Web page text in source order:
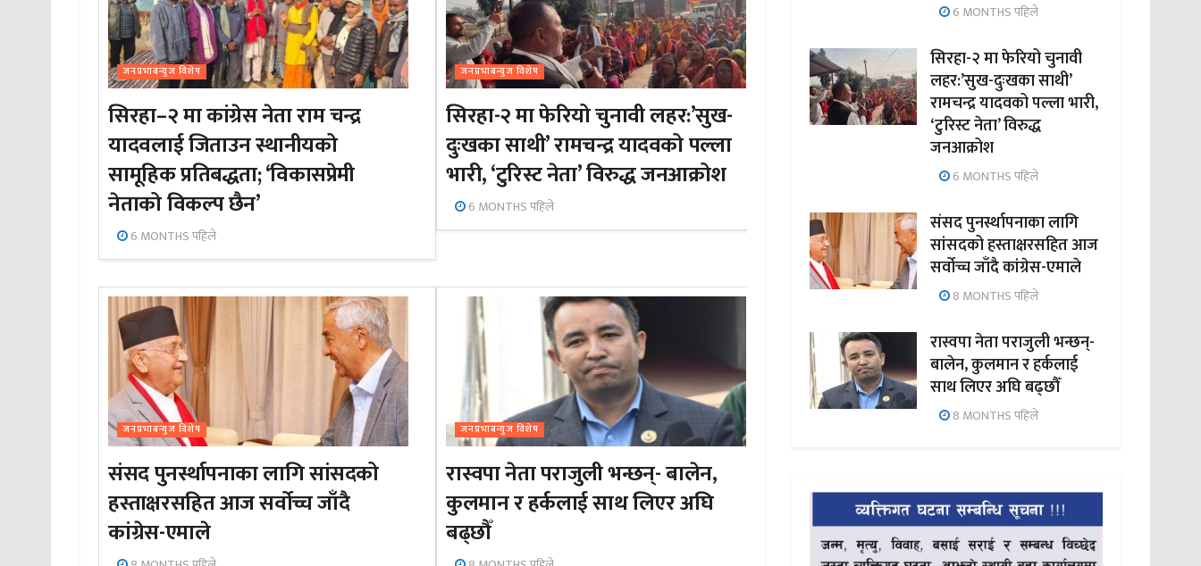
जनप्रभाबन्युज विशेष
सिरहा–२ मा कांग्रेस नेता राम चन्द्र
यादवलाई जिताउन स्थानीयको
सामूहिक प्रतिबद्धता; ‘विकासप्रेमी
नेताको विकल्प छैन’
6 MONTHS पहिले
जनप्रभाबन्युज विशेष
सिरहा-२ मा फेरियो चुनावी लहर:’सुख-
दुःखका साथी’ रामचन्द्र यादवको पल्ला
भारी, ‘टुरिस्ट नेता’ विरुद्ध जनआक्रोश
6 MONTHS पहिले
जनप्रभाबन्युज विशेष
संसद पुनर्स्थापनाका लागि सांसदको
हस्ताक्षरसहित आज सर्वोच्च जाँदै
कांग्रेस-एमाले
जनप्रभाबन्युज विशेष
रास्वपा नेता पराजुली भन्छन्- बालेन,
कुलमान र हर्कलाई साथ लिएर अघि
बढ्छौँ
6 MONTHS पहिले
सिरहा-२ मा फेरियो चुनावी
लहर:’सुख-दुःखका साथी’
रामचन्द्र यादवको पल्ला भारी,
‘टुरिस्ट नेता’ विरुद्ध
जनआक्रोश
6 MONTHS पहिले
संसद पुनर्स्थापनाका लागि
सांसदको हस्ताक्षरसहित आज
सर्वोच्च जाँदै कांग्रेस-एमाले
8 MONTHS पहिले
रास्वपा नेता पराजुली भन्छन्-
बालेन, कुलमान र हर्कलाई
साथ लिएर अघि बढ्छौँ
8 MONTHS पहिले